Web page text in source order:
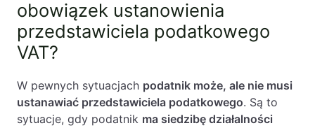
obowiązek ustanowienia
przedstawiciela podatkowego
VAT?
W pewnych sytuacjach podatnik może, ale nie musi
ustanawiać przedstawiciela podatkowego. Są to
sytuacje, gdy podatnik ma siedzibę działalności